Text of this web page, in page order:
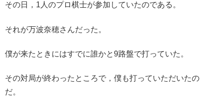
その日，1人のプロ棋士が参加していたのである。
それが万波奈穂さんだった。
僕が来たときにはすでに誰かと9路盤で打っていた。
その対局が終わったところで，僕も打っていただいたの
だ。